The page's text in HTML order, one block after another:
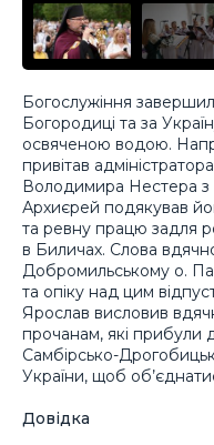
Богослужіння
Богородиці та за
освяченою водою.
привітав
Володимира Нестера з
Архиєрей подякував
та ревну працю задля
в Биличах. Слова
Добромильському о.
та опіку над цим
Ярослав висловив
прочанам, які прибули
Самбірсько-
України, щоб
Довідка